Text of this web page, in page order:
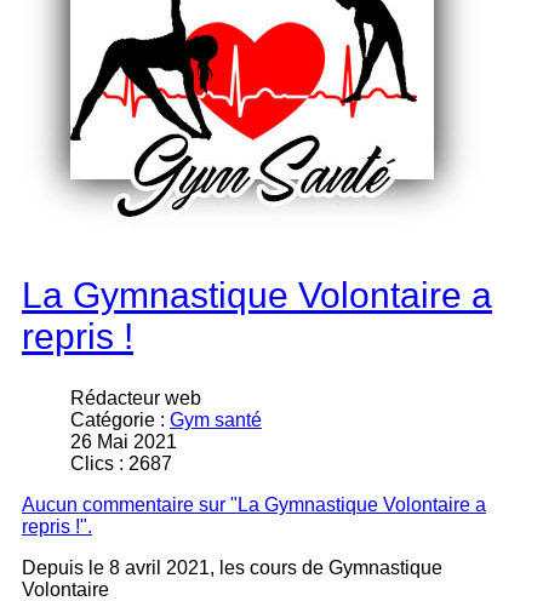
La Gymnastique Volontaire a
repris !
Rédacteur web
Catégorie : Gym santé
26 Mai 2021
Clics : 2687
Aucun commentaire sur "La Gymnastique Volontaire a
repris !".
Depuis le 8 avril 2021, les cours de Gymnastique
Volontaire